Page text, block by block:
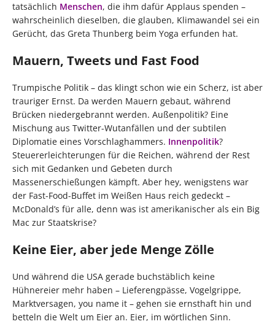
tatsächlich Menschen, die ihm dafür Applaus spenden –
wahrscheinlich dieselben, die glauben, Klimawandel sei ein
Gerücht, das Greta Thunberg beim Yoga erfunden hat.
Mauern, Tweets und Fast Food
Trumpische Politik – das klingt schon wie ein Scherz, ist aber
trauriger Ernst. Da werden Mauern gebaut, während
Brücken niedergebrannt werden. Außenpolitik? Eine
Mischung aus Twitter-Wutanfällen und der subtilen
Diplomatie eines Vorschlaghammers. Innenpolitik?
Steuererleichterungen für die Reichen, während der Rest
sich mit Gedanken und Gebeten durch
Massenerschießungen kämpft. Aber hey, wenigstens war
der Fast-Food-Buffet im Weißen Haus reich gedeckt –
McDonald’s für alle, denn was ist amerikanischer als ein Big
Mac zur Staatskrise?
Keine Eier, aber jede Menge Zölle
Und während die USA gerade buchstäblich keine
Hühnereier mehr haben – Lieferengpässe, Vogelgrippe,
Marktversagen, you name it – gehen sie ernsthaft hin und
betteln die Welt um Eier an. Eier, im wörtlichen Sinn.